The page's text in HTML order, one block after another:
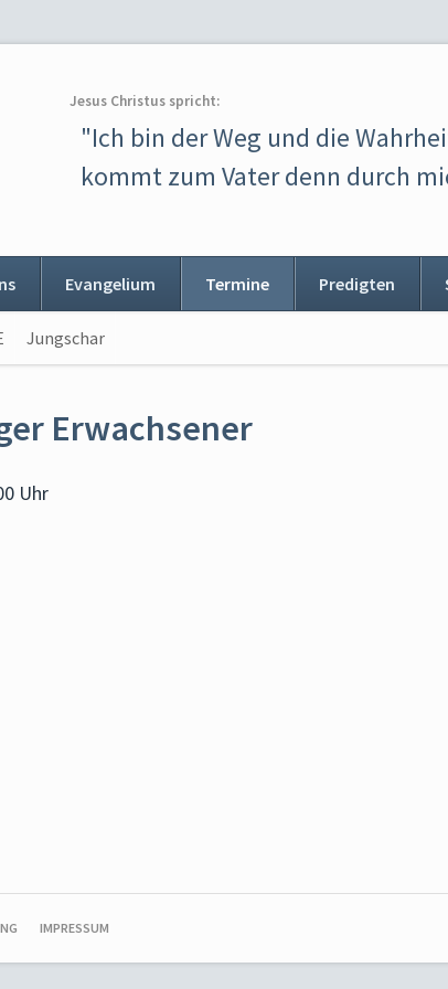
Jesus Christus spricht:
"Ich bin der Weg und die
kommt zum Vater denn durch
Evangelium Termine Predigten
überspringen
Jungschar
Erwachsener
Uhr
IMPRESSUM